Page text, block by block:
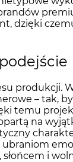
dzięki
produkcji.
– tak,
temu
na
ubraniom
i